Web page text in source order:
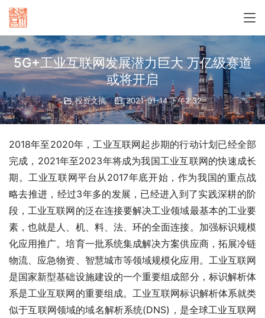
5G+工业互联网发展潜力巨大 万亿级赛道
或将开启
投资文摘 2021-01-14 下午2:32
2018年至2020年，工业互联网起步期的行动计划已经全部
完成，2021年至2023年将成为我国工业互联网的快速成长
期。工业互联网平台从2017年底开始，作为我国的重点战
略去推进，经过3年多的发展，已经进入到了实践深耕的阶
段，工业互联网的泛在连接要解决工业领域最基本的工业要
素，也就是人、机、料、法、环的全面连接。加强标识规模
化应用推广。培育一批系统集成解决方案供应商，拓展冷链
物流、应急物资、智慧城市等领域规模化应用。工业互联网
是国家新型基础设施建设的一个重要组成部分，标识解析体
系是工业互联网的重要组成。工业互联网标识解析体系就类
似于互联网领域的域名解析系统(DNS)，是全球工业互联网